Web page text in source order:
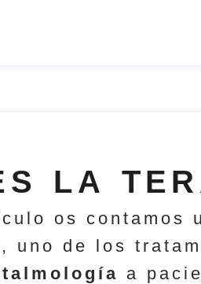
LA
os contamos
, uno de los
a